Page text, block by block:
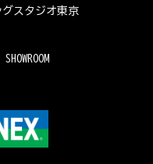
スタジオ東京